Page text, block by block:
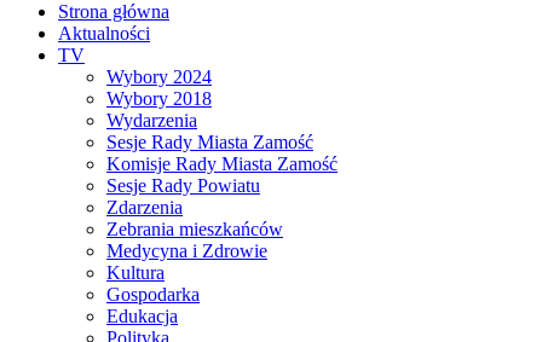
Strona główna
Aktualności
TV
Wybory 2024
Wybory 2018
Wydarzenia
Sesje Rady Miasta Zamość
Komisje Rady Miasta Zamość
Sesje Rady Powiatu
Zdarzenia
Zebrania mieszkańców
Medycyna i Zdrowie
Kultura
Gospodarka
Edukacja
Polityka